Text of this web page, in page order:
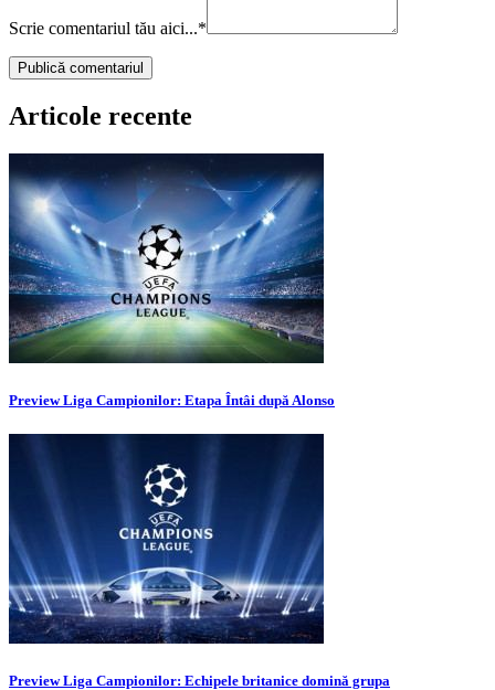
Scrie comentariul tău aici...*
Articole recente
Preview Liga Campionilor: Etapa Întâi după Alonso
Preview Liga Campionilor: Echipele britanice domină grupa